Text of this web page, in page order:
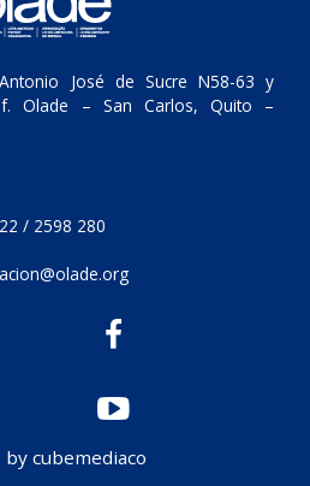
José de Sucre N58-63 y
Olade – San Carlos, Quito –
/ 2598 280
cubemediaco